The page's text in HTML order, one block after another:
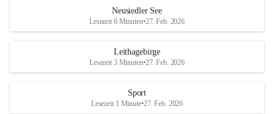
S
und den daraus folgenden wirtschaftlichen
Maßnahmen zur Bekämpfung
Rebe und der Amerikanischen
r
S
Neusiedler See
Lesezeit 6 Minuten•27. Feb. 2026
Leithagebirge
Lesezeit 3 Minuten•27. Feb. 2026
Sport
Lesezeit 1 Minute•27. Feb. 2026